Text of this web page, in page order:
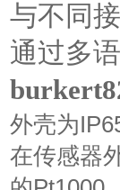
与不同
通过多
外壳为
在传感器